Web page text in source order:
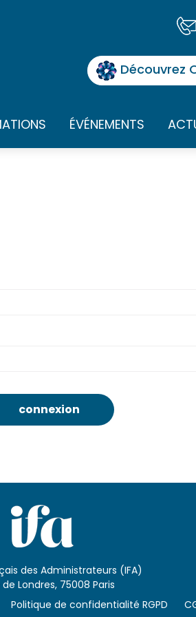
Découvrez
ÉVÉNEMENTS
des Administrateurs (IFA)
Londres, 75008 Paris
Politique de confidentialité RGPD